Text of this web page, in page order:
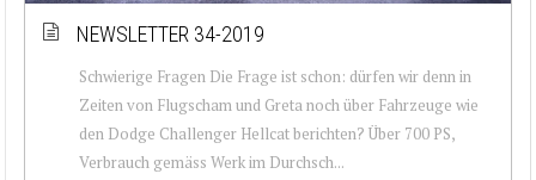
NEWSLETTER 34-2019
Schwierige Fragen Die Frage ist schon: dürfen wir denn in
Zeiten von Flugscham und Greta noch über Fahrzeuge wie
den Dodge Challenger Hellcat berichten? Über 700 PS,
Verbrauch gemäss Werk im Durchsch...